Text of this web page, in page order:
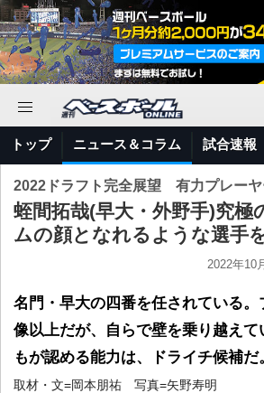
トップ ニュース＆コラム 試合速報
2022ドラフト完全展望 有力プレー
蛭間拓哉(早大・外野手)究極
ムの顔となれるような選手
2022年10
名門・早大の四番を任されている。
像以上だが、自らで壁を乗り越え
もが認める能力は、ドライチ候補だ
取材・文=岡本朋祐 写真=矢野寿明